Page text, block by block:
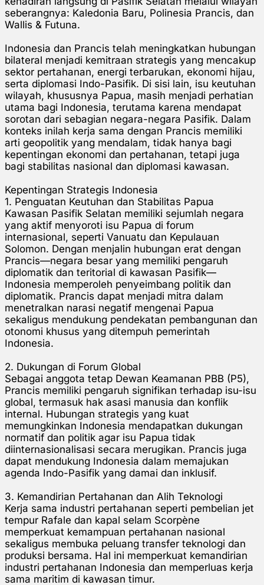
seberangnya: Kaledonia Baru, Polinesia Prancis, dan
Wallis & Futuna.
Indonesia dan Prancis telah meningkatkan hubungan
bilateral menjadi kemitraan strategis yang mencakup
sektor pertahanan, energi terbarukan, ekonomi hijau,
serta diplomasi Indo-Pasifik. Di sisi lain, isu keutuhan
wilayah, khususnya Papua, masih menjadi perhatian
utama bagi Indonesia, terutama karena mendapat
sorotan dari sebagian negara-negara Pasifik. Dalam
konteks inilah kerja sama dengan Prancis memiliki
arti geopolitik yang mendalam, tidak hanya bagi
kepentingan ekonomi dan pertahanan, tetapi juga
bagi stabilitas nasional dan diplomasi kawasan.
Kepentingan Strategis Indonesia
1. Penguatan Keutuhan dan Stabilitas Papua
Kawasan Pasifik Selatan memiliki sejumlah negara
yang aktif menyoroti isu Papua di forum
internasional, seperti Vanuatu dan Kepulauan
Solomon. Dengan menjalin hubungan erat dengan
Prancis—negara besar yang memiliki pengaruh
diplomatik dan teritorial di kawasan Pasifik—
Indonesia memperoleh penyeimbang politik dan
diplomatik. Prancis dapat menjadi mitra dalam
menetralkan narasi negatif mengenai Papua
sekaligus mendukung pendekatan pembangunan dan
otonomi khusus yang ditempuh pemerintah
Indonesia.
2. Dukungan di Forum Global
Sebagai anggota tetap Dewan Keamanan PBB (P5),
Prancis memiliki pengaruh signifikan terhadap isu-isu
global, termasuk hak asasi manusia dan konflik
internal. Hubungan strategis yang kuat
memungkinkan Indonesia mendapatkan dukungan
normatif dan politik agar isu Papua tidak
diinternasionalisasi secara merugikan. Prancis juga
dapat mendukung Indonesia dalam memajukan
agenda Indo-Pasifik yang damai dan inklusif.
3. Kemandirian Pertahanan dan Alih Teknologi
Kerja sama industri pertahanan seperti pembelian jet
tempur Rafale dan kapal selam Scorpène
memperkuat kemampuan pertahanan nasional
sekaligus membuka peluang transfer teknologi dan
produksi bersama. Hal ini memperkuat kemandirian
industri pertahanan Indonesia dan memperluas kerja
sama maritim di kawasan timur.